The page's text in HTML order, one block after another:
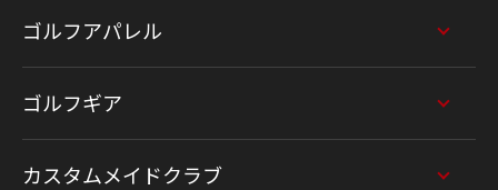
ゴルフアパレル
ゴルフギア
カスタムメイドクラブ